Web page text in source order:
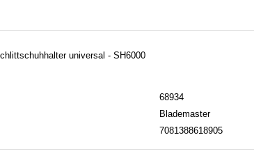
universal - SH6000
68934
Blademaster
7081388618905